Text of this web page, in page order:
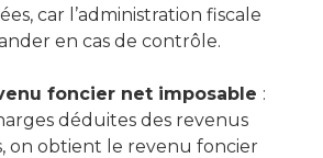
car l’administration fiscale
en cas de contrôle.
foncier net imposable :
déduites des revenus
on obtient le revenu foncier